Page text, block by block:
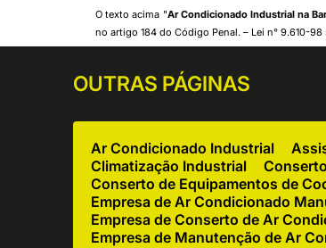
O texto acima "Ar Condicionado Industrial na
no artigo 184 do Código Penal. – Lei n° 9.610-
OUTRAS PÁGINAS
Ar Condicionado Industrial
Climatização Industrial
Conserto de Equipamentos de
Empresa de Ar Condicionado
Empresa de Conserto de Ar
Empresa de Manutenção de Ar